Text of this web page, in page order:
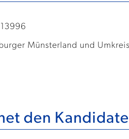
Münsterland und Umkreis
den